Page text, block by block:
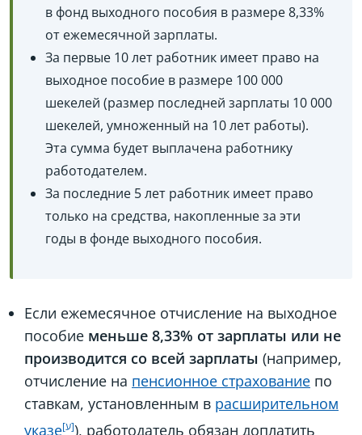
в фонд выходного пособия в размере 8,33%
от ежемесячной зарплаты.
За первые 10 лет работник имеет право на
выходное пособие в размере 100 000
шекелей (размер последней зарплаты 10 000
шекелей, умноженный на 10 лет работы).
Эта сумма будет выплачена работнику
работодателем.
За последние 5 лет работник имеет право
только на средства, накопленные за эти
годы в фонде выходного пособия.
Если ежемесячное отчисление на выходное
пособие меньше 8,33% от зарплаты или не
производится со всей зарплаты (например,
отчисление на пенсионное страхование по
ставкам, установленным в расширительном
указе
), работодатель обязан доплатить